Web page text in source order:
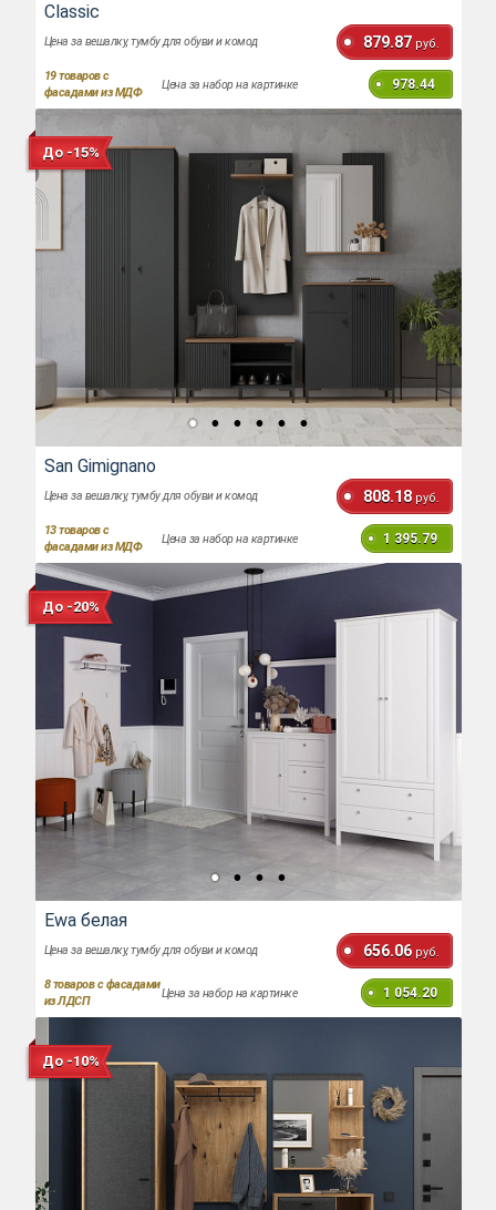
Classic
Цена за вешалку, тумбу для обуви и комод 879.87 руб.
19товаров с
фасадами из МДФ
Цена за набор на картинке 978.44
До -15%
San Gimignano
Цена за вешалку, тумбу для обуви и комод 808.18 руб.
13товаров с
фасадами из МДФ
Цена за набор на картинке 1 395.79
До -20%
Ewa белая
Цена за вешалку, тумбу для обуви и комод 656.06 руб.
8 товаров с фасадами
из ЛДСП
Цена за набор на картинке 1 054.20
До -10%